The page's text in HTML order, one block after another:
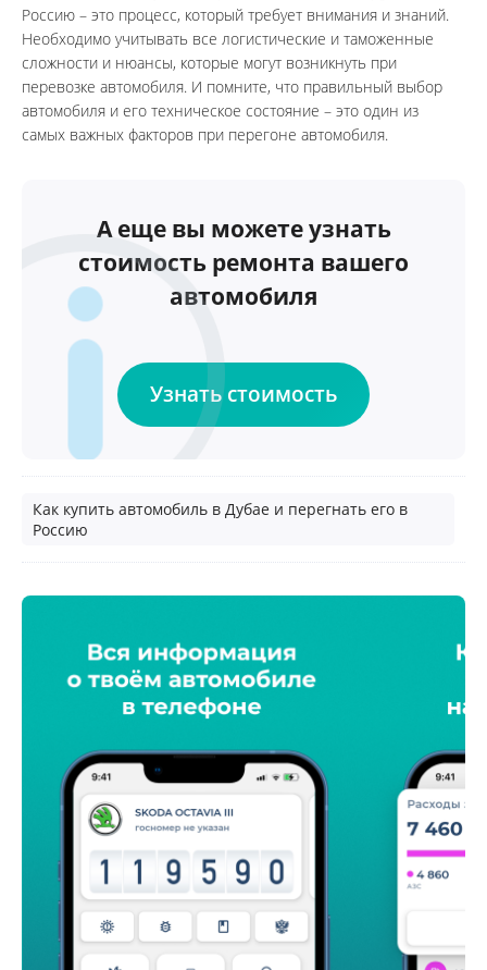
Россию – это процесс, который требует внимания и знаний.
Необходимо учитывать все логистические и таможенные
сложности и нюансы, которые могут возникнуть при
перевозке автомобиля. И помните, что правильный выбор
автомобиля и его техническое состояние – это один из
самых важных факторов при перегоне автомобиля.
А еще вы можете узнать
стоимость ремонта вашего
автомобиля
Узнать стоимость
Как купить автомобиль в Дубае и перегнать его в
Россию